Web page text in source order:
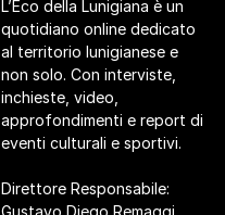
L’Eco della Lunigiana è un
quotidiano online dedicato
al territorio lunigianese e
non solo. Con interviste,
inchieste, video,
approfondimenti e report di
eventi culturali e sportivi.
Direttore Responsabile:
Gustavo Diego Remaggi